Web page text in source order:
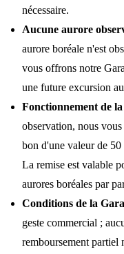
nécessaire.
Aucune aurore
aurore boréale n'est
vous offrons notre
une future excursion
Fonctionnement de
observation, nous
bon d'une valeur de
La remise est valable
aurores boréales par
Conditions de la
geste commercial ;
remboursement partiel